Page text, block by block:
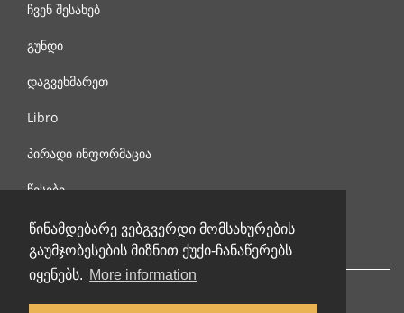
წინამდებარე ვებგვერდი მომსახურების
გაუმჯობესების მიზნით ქუქი-ჩანაწერებს
იყენებს. More information
ჩვენ შესახებ
გუნდი
დაგვეხმარეთ
Libro
პირადი ინფორმაცია
წესები
დაგვიკავშირდით